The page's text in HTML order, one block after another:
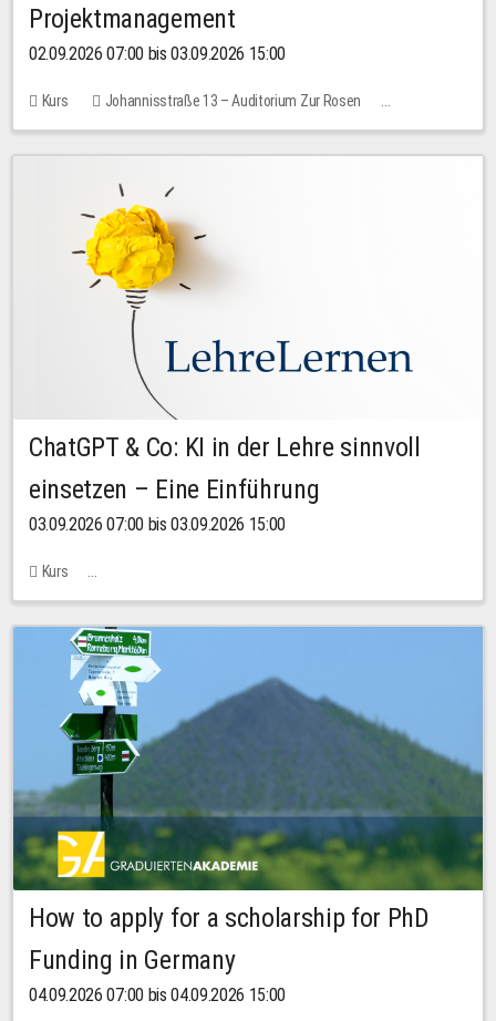
Projektmanagement
02.09.2026 07:00 bis 03.09.2026 15:00
Kurs
Johannisstraße 13 – Auditorium Zur Rosen
Keine freien Plätze
30,00 EUR
ChatGPT & Co: KI in der Lehre sinnvoll
einsetzen – Eine Einführung
03.09.2026 07:00 bis 03.09.2026 15:00
Kurs
Bachstraße 18k - SR 102 (Seminarraum Servicestelle LehreLernen)
How to apply for a scholarship for PhD
Funding in Germany
04.09.2026 07:00 bis 04.09.2026 15:00